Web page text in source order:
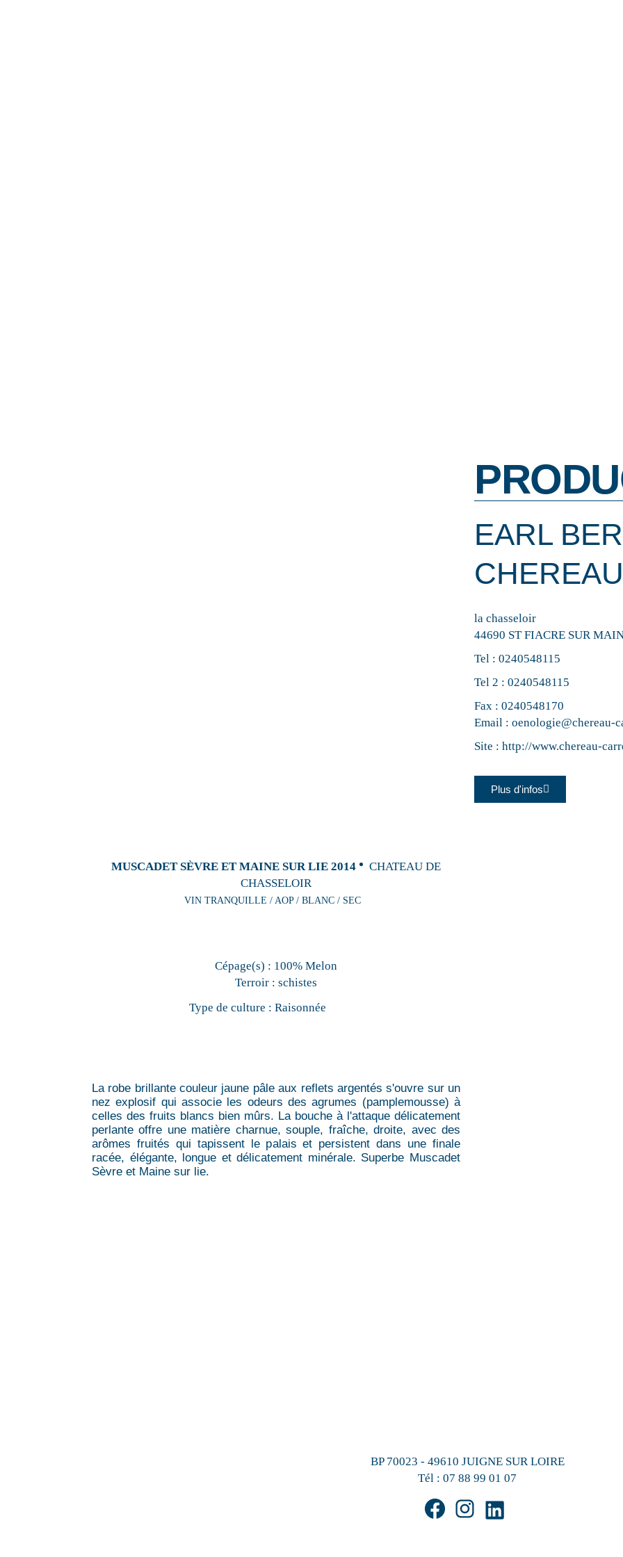
MUSCADET SÈVRE ET MAINE SUR LIE 2014
CHATEAU DE
CHASSELOIR
VIN TRANQUILLE / AOP / BLANC / SEC
Cépage(s) : 100% Melon
Terroir : schistes
Type de culture : Raisonnée
La robe brillante couleur jaune pâle aux reflets argentés s'ouvre sur un
nez explosif qui associe les odeurs des agrumes (pamplemousse) à
celles des fruits blancs bien mûrs. La bouche à l'attaque délicatement
perlante offre une matière charnue, souple, fraîche, droite, avec des
arômes fruités qui tapissent le palais et persistent dans une finale
racée, élégante, longue et délicatement minérale. Superbe Muscadet
Sèvre et Maine sur lie.
EARL
CHEREAU
la chasseloir
44690 ST FIACRE SUR
Tel : 0240548115
Tel 2 : 0240548115
Fax : 0240548170
Email : oenologie@chereau-
Site : http://www.chereau-
Plus d'infos
BP 70023 - 49610 JUIGNE SUR LOIRE
Tél : 07 88 99 01 07